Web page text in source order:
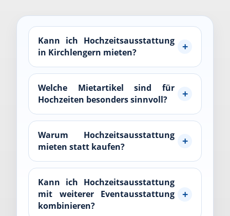
Kann ich Hochzeitsausstattung
in Kirchlengern mieten?
Welche Mietartikel sind für
Hochzeiten besonders sinnvoll?
Warum Hochzeitsausstattung
mieten statt kaufen?
Kann ich Hochzeitsausstattung
mit weiterer Eventausstattung
kombinieren?